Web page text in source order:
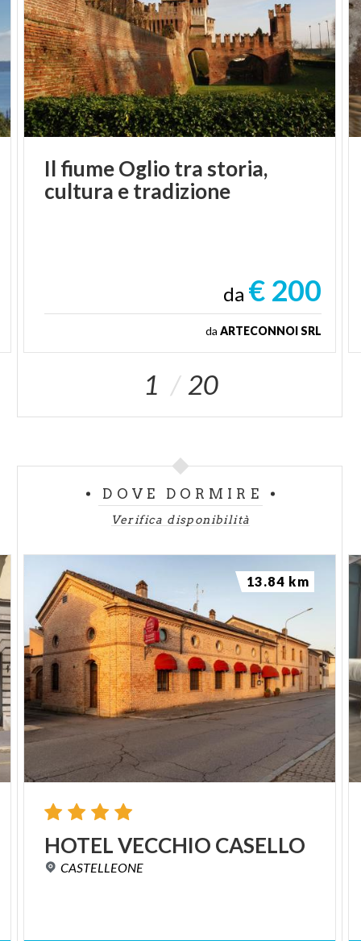
Il fiumeOgliotra storia,
cultura etradizione
da € 200
da ARTECONNOI SRL
1 20
DOVE DORMIRE
Verifica disponibilità
HOTELVECCHIO CASELLO
CASTELLEONE
13.84 km